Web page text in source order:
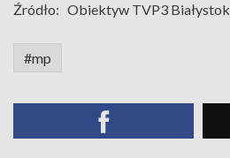
Źródło: Obiektyw TVP3 Białystok
#mp